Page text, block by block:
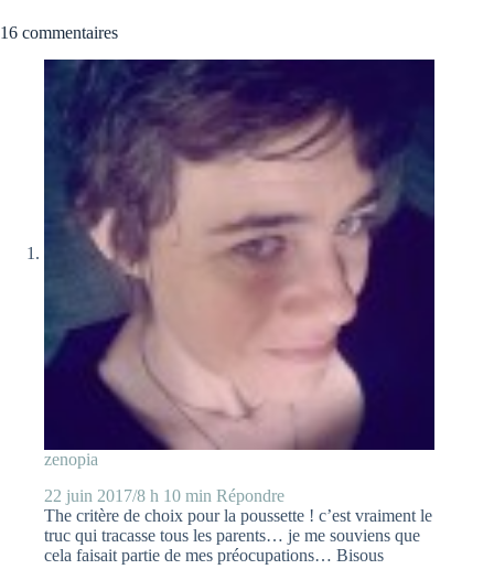
16 commentaires
zenopia
22 juin 2017/8 h 10 min Répondre
The critère de choix pour la poussette ! c’est vraiment le
truc qui tracasse tous les parents… je me souviens que
cela faisait partie de mes préocupations… Bisous